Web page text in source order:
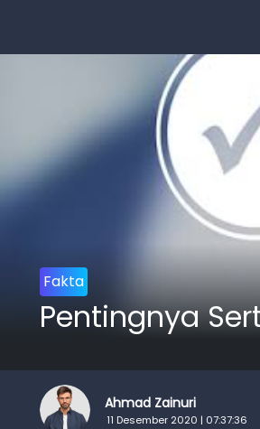
Fakta
Pentingnya
Ahmad Zainuri
11 Desember 2020 | 07:37:36